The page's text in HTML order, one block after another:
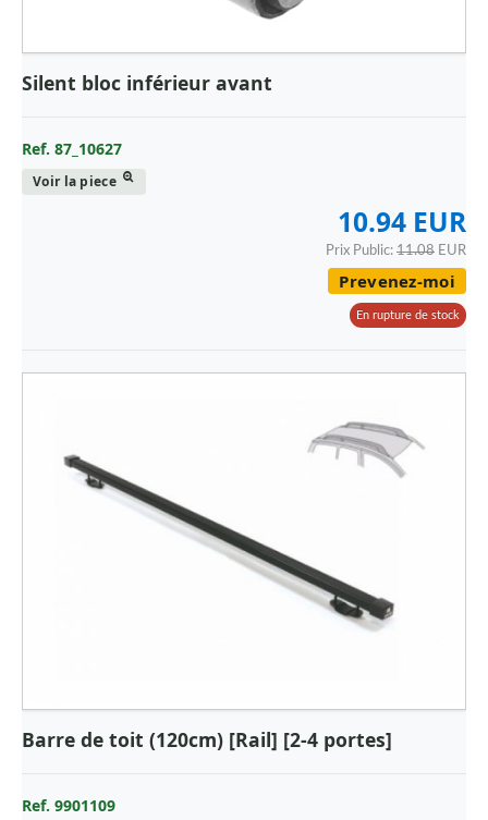
LANCIA
LAND ROVER
MAN
MINI
SEAT
Silent bloc inférieur avant
Ref. 87_10627
Voir la piece
10.94 EUR
Prix Public: 11.08 EUR
Prevenez-moi
En rupture de stock
Barre de toit (120cm) [Rail] [2-4 portes]
Ref. 9901109